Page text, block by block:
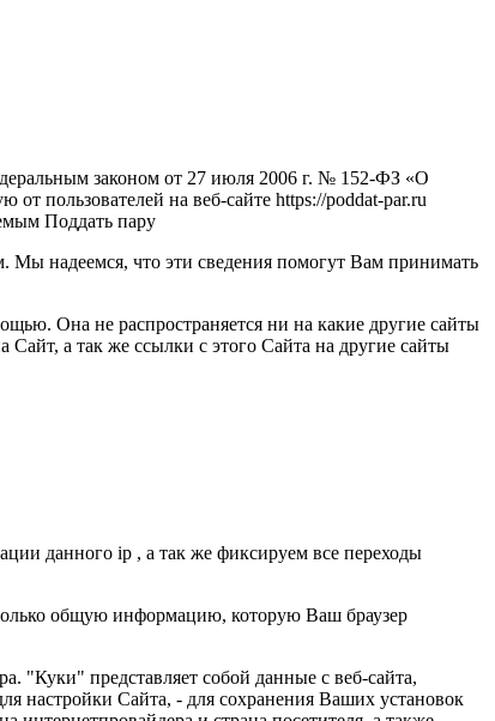
законом от 27 июля 2006 г. № 152-ФЗ «О
пользователей на веб-сайте https://poddat-par.ru
Поддать пару
Мы надеемся, что эти сведения помогут Вам принимать
Она не распространяется ни на какие другие сайты
а так же ссылки с этого Сайта на другие сайты
данного ip , а так же фиксируем все переходы
общую информацию, которую Ваш браузер
"Куки" представляет собой данные с веб-сайта,
настройки Сайта, - для сохранения Ваших установок